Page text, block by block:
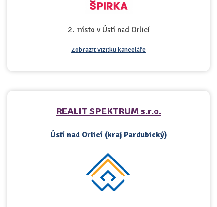
2. místo v Ústí nad Orlicí
Zobrazit vizitku kanceláře
REALIT SPEKTRUM s.r.o.
Ústí nad Orlicí (kraj Pardubický)